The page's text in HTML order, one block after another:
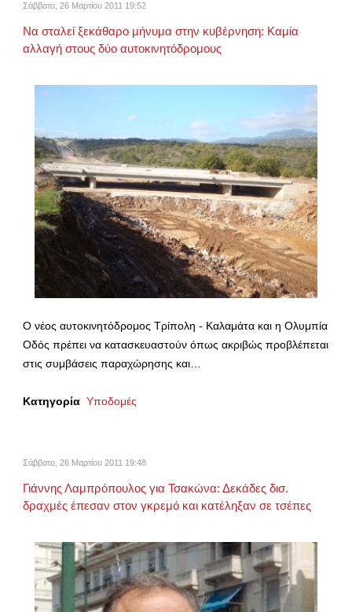
Σάββατο, 26 Μαρτίου 2011 19:52
Να σταλεί ξεκάθαρο μήνυμα στην κυβέρνηση: Καμία
αλλαγή στους δύο αυτοκινητόδρομους
Ο νέος αυτοκινητόδρομος Τρίπολη - Καλαμάτα και η Ολυμπία
Οδός πρέπει να κατασκευαστούν όπως ακριβώς προβλέπεται
στις συμβάσεις παραχώρησης και…
Κατηγορία Υποδομές
Σάββατο, 26 Μαρτίου 2011 19:48
Γιάννης Λαμπρόπουλος για Τσακώνα: Δεκάδες δισ.
δραχμές έπεσαν στον γκρεμό και κατέληξαν σε τσέπες